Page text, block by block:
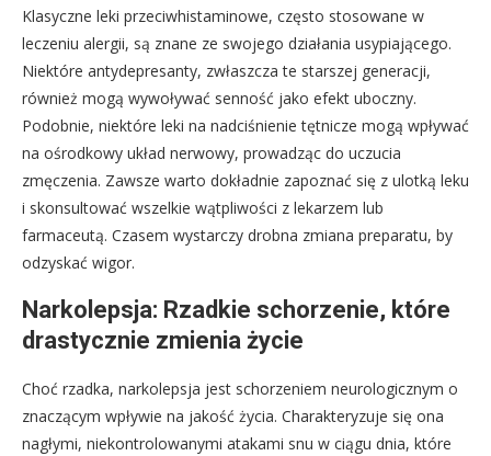
Klasyczne leki przeciwhistaminowe, często stosowane w
leczeniu alergii, są znane ze swojego działania usypiającego.
Niektóre antydepresanty, zwłaszcza te starszej generacji,
również mogą wywoływać senność jako efekt uboczny.
Podobnie, niektóre leki na nadciśnienie tętnicze mogą wpływać
na ośrodkowy układ nerwowy, prowadząc do uczucia
zmęczenia. Zawsze warto dokładnie zapoznać się z ulotką leku
i skonsultować wszelkie wątpliwości z lekarzem lub
farmaceutą. Czasem wystarczy drobna zmiana preparatu, by
odzyskać wigor.
Narkolepsja: Rzadkie schorzenie, które
drastycznie zmienia życie
Choć rzadka, narkolepsja jest schorzeniem neurologicznym o
znaczącym wpływie na jakość życia. Charakteryzuje się ona
nagłymi, niekontrolowanymi atakami snu w ciągu dnia, które